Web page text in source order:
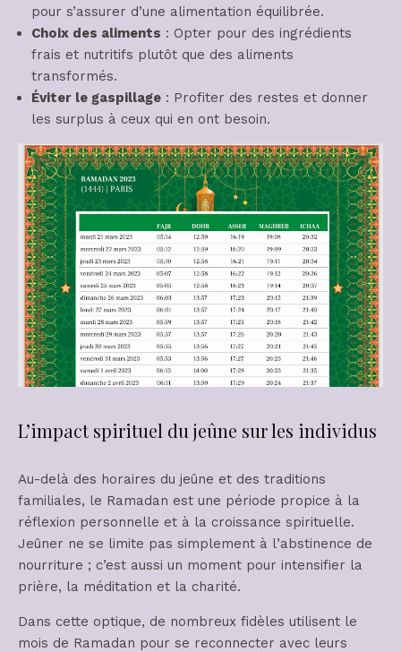
pour s’assurer d’une alimentation équilibrée.
Choix des aliments : Opter pour des ingrédients
frais et nutritifs plutôt que des aliments
transformés.
Éviter le gaspillage : Profiter des restes et donner
les surplus à ceux qui en ont besoin.
L’impact spirituel du jeûne sur les individus
Au-delà des horaires du jeûne et des traditions
familiales, le Ramadan est une période propice à la
réflexion personnelle et à la croissance spirituelle.
Jeûner ne se limite pas simplement à l’abstinence de
nourriture ; c’est aussi un moment pour intensifier la
prière, la méditation et la charité.
Dans cette optique, de nombreux fidèles utilisent le
mois de Ramadan pour se reconnecter avec leurs